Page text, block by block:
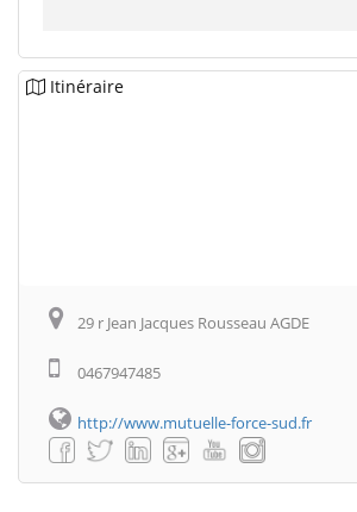
Itinéraire
29 r Jean Jacques Rousseau AGDE
0467947485
http://www.mutuelle-force-sud.fr